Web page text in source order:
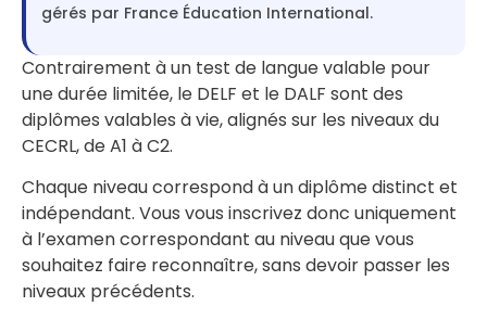
gérés par France Éducation International.
Contrairement à un test de langue valable pour
une durée limitée, le DELF et le DALF sont des
diplômes valables à vie, alignés sur les niveaux du
CECRL, de A1 à C2.
Chaque niveau correspond à un diplôme distinct et
indépendant. Vous vous inscrivez donc uniquement
à l’examen correspondant au niveau que vous
souhaitez faire reconnaître, sans devoir passer les
niveaux précédents.